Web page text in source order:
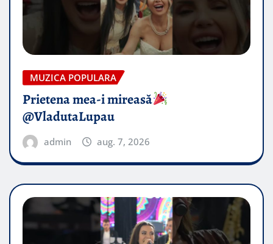
MUZICA POPULARA
Prietena mea-i mireasă​
@VladutaLupau
admin aug. 7, 2026